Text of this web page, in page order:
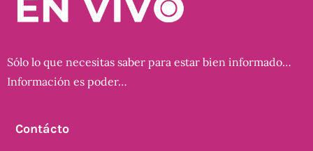
Sólo lo que necesitas saber para estar bien informado…
Información es poder…
Contácto